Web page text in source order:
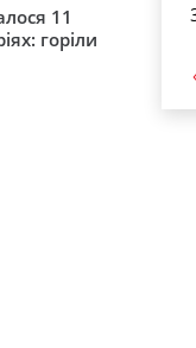
11
горіли